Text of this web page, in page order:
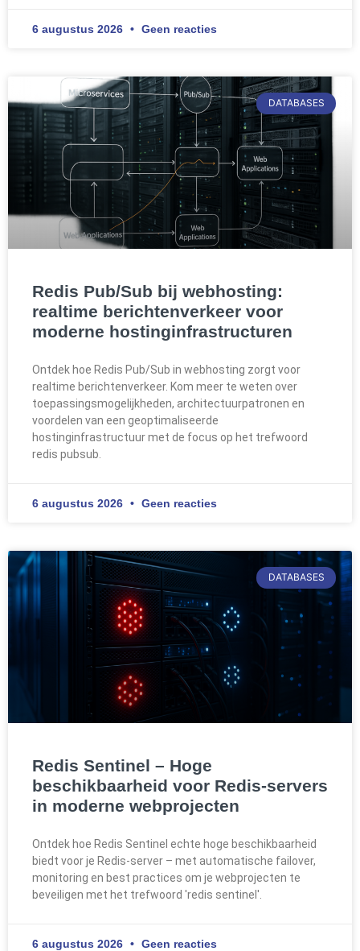
6 augustus 2026 Geen reacties
DATABASES
Redis Pub/Sub bij webhosting:
realtime berichtenverkeer voor
moderne hostinginfrastructuren
Ontdek hoe Redis Pub/Sub in webhosting zorgt voor
realtime berichtenverkeer. Kom meer te weten over
toepassingsmogelijkheden, architectuurpatronen en
voordelen van een geoptimaliseerde
hostinginfrastructuur met de focus op het trefwoord
redis pubsub.
6 augustus 2026 Geen reacties
DATABASES
Redis Sentinel – Hoge
beschikbaarheid voor Redis-servers
in moderne webprojecten
Ontdek hoe Redis Sentinel echte hoge beschikbaarheid
biedt voor je Redis-server – met automatische failover,
monitoring en best practices om je webprojecten te
beveiligen met het trefwoord 'redis sentinel'.
6 augustus 2026 Geen reacties